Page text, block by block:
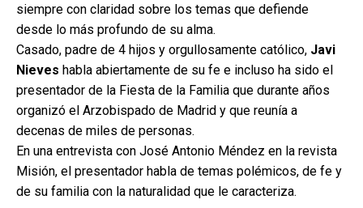
siempre con claridad sobre los temas que defiende
desde lo más profundo de su alma.
Casado, padre de 4 hijos y orgullosamente católico, Javi
Nieves habla abiertamente de su fe e incluso ha sido el
presentador de la Fiesta de la Familia que durante años
organizó el Arzobispado de Madrid y que reunía a
decenas de miles de personas.
En una entrevista con José Antonio Méndez en la revista
Misión, el presentador habla de temas polémicos, de fe y
de su familia con la naturalidad que le caracteriza.